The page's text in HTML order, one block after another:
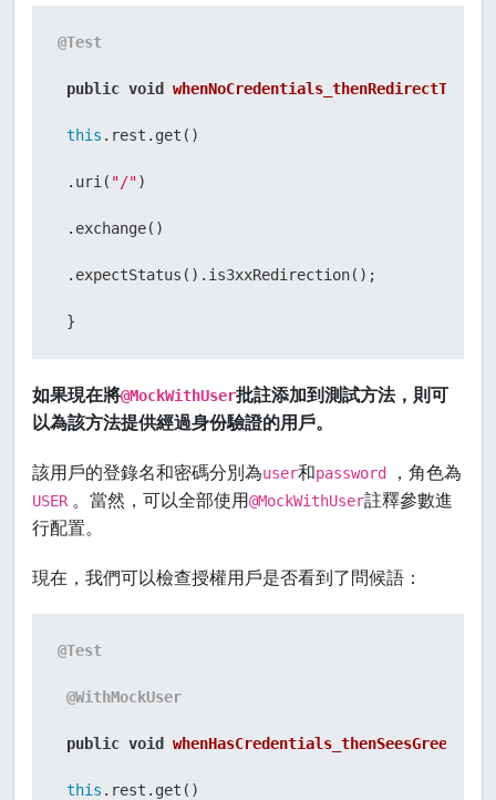
@Test
public void
this .rest.get()
.uri( "/")
.exchange()
.expectStatus().is3xxRedirection();
}
如果現在將@MockWithUser批註添加到測試方法，則可
以為該方法提供經過身份驗證的用戶。
該用戶的登錄名和密碼分別為user和password ，角色為
USER。當然，可以全部使用@MockWithUser註釋參數進
行配置。
現在，我們可以檢查授權用戶是否看到了問候語：
@Test
@WithMockUser
public void whenHasCredentials_thenSeesGreeting
this .rest.get()